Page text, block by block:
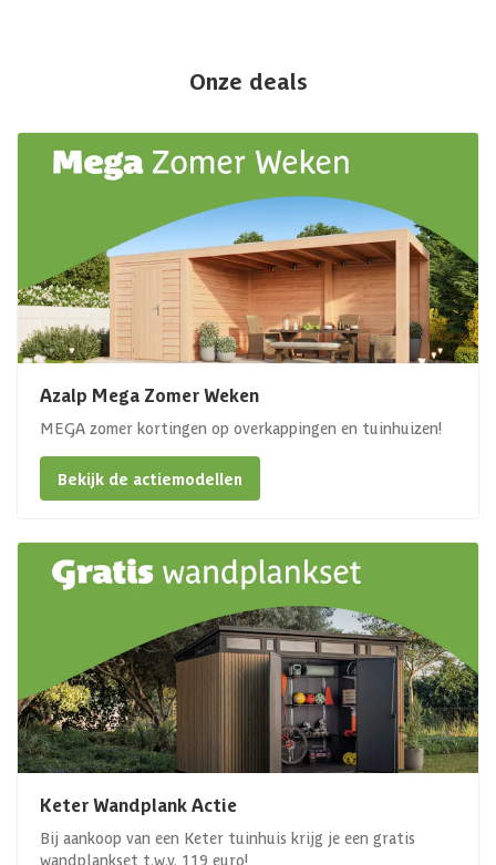
Onze deals
Azalp Mega Zomer Weken
MEGA zomer kortingen op overkappingen en tuinhuizen!
Bekijk de actiemodellen
Keter Wandplank Actie
Bij aankoop van een Keter tuinhuis krijg je een gratis
wandplankset t.w.v. 119 euro!